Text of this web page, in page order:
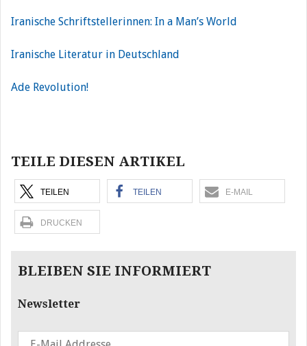
Iranische Schriftstellerinnen: In a Man’s World
Iranische Literatur in Deutschland
Ade Revolution!
TEILE DIESEN ARTIKEL
TEILEN TEILEN E-MAIL
DRUCKEN
BLEIBEN SIE INFORMIERT
Newsletter